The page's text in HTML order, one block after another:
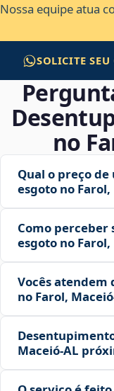
Nossa equipe atua
SOLICITE
no
Qual o preço
esgoto no
Como
esgoto no Farol,
Vocês
no Farol,
Maceió‑AL